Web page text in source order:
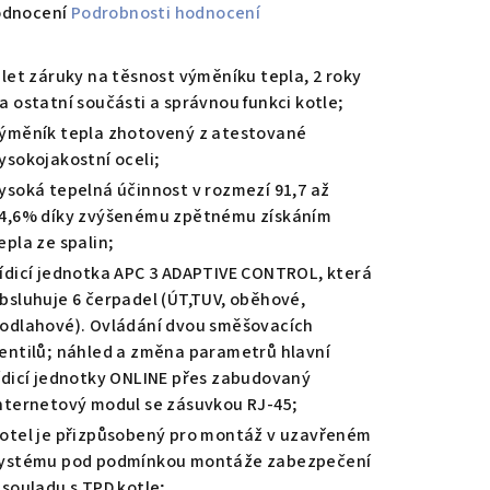
Podrobnosti hodnocení
let záruky na těsnost výměníku tepla, 2 roky
ostatní součásti a správnou funkci kotle;
tepla zhotovený z atestované
oceli;
tepelná účinnost v rozmezí 91,7 až
díky zvýšenému zpětnému získáním
ze spalin;
jednotka APC 3 ADAPTIVE CONTROL, která
6 čerpadel (ÚT,TUV, oběhové,
Ovládání dvou směšovacích
náhled a změna parametrů hlavní
jednotky ONLINE přes zabudovaný
modul se zásuvkou RJ-45;
je přizpůsobený pro montáž v uzavřeném
pod podmínkou montáže zabezpečení